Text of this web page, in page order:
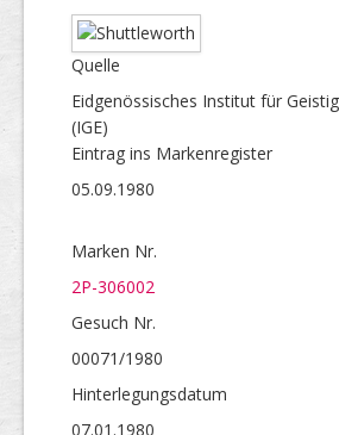
Quelle
Eidgenössisches Institut für
(IGE)
Eintrag ins Markenregister
05.09.1980
Marken Nr.
2P-306002
Gesuch Nr.
00071/1980
Hinterlegungs­datum
07.01.1980